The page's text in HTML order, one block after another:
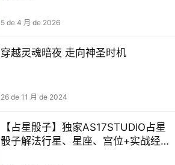
5 de 4 月 de 2026
穿越灵‮暗⁠魂‬‎夜 走向神圣时机
26 de 11 月 de 2024
【占星骰子】独家AS17STUDIO占星
骰子解法行星、星座、宫位+实战经验